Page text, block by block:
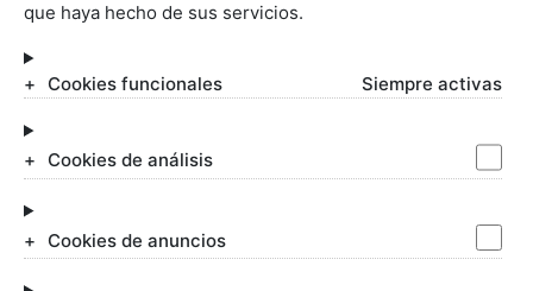
SERVICIOS JURÍDICOS
Abogados Matrimonialistas
Incapacidad permanente
Impugnar testamento
Alcoholemias
que haya hecho de sus servicios.
Cookies funcionales Siempre activas
Cookies de análisis
Cookies de anuncios